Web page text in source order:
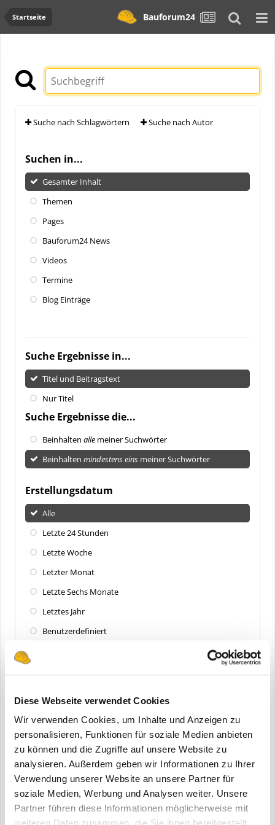
Diese Webseite verwendet Cookies
Wir verwenden Cookies, um Inhalte und Anzeigen zu
personalisieren, Funktionen für soziale Medien anbieten
zu können und die Zugriffe auf unsere Website zu
analysieren. Außerdem geben wir Informationen zu Ihrer
Verwendung unserer Website an unsere Partner für
soziale Medien, Werbung und Analysen weiter. Unsere
Partner führen diese Informationen möglicherweise mit
Startseite Bauforum24
Suche nach Schlagwörtern Suche nach Autor
Suchen in...
Gesamter Inhalt
Themen
Pages
Bauforum24 News
Videos
Termine
Blog Einträge
Suche Ergebnisse in...
Titel und Beitragstext
Nur Titel
Suche Ergebnisse die...
Beinhalten alle meiner Suchwörter
Beinhalten mindestens eins meiner Suchwörter
Erstellungsdatum
Alle
Letzte 24 Stunden
Letzte Woche
Letzter Monat
Letzte Sechs Monate
Letztes Jahr
Benutzerdefiniert
Zuletzt aktualisiert
Letzte 24 Stunden
Letzte Woche
Letzter Monat
Letzte Sechs Monate
Letztes Jahr
Benutzerdefiniert